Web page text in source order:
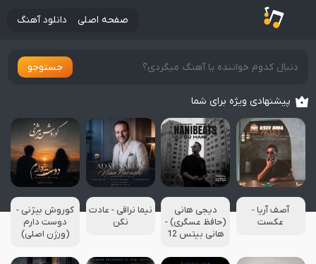
صفحه اصلی دانلود آهنگ
جستوجو
پیشنهادی ویژه برای شما
آصف آریا -
عکست
دیجی هانی
(حافظ عسگری) -
هانی بیتس 12
نیما نراقی - عادت
نکن
کوروش بیژنی -
دوست دارم
(ورژن اصلی)